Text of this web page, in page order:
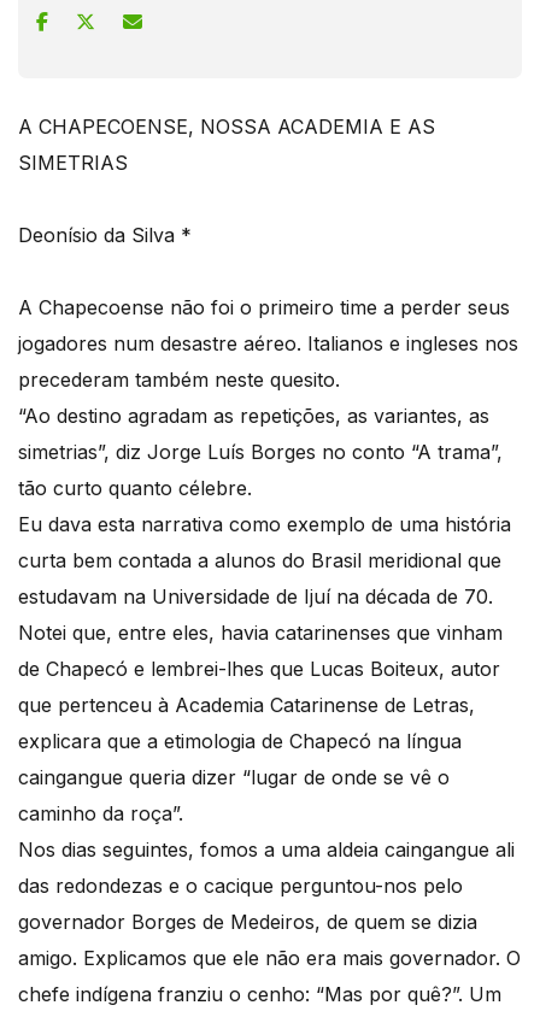
A CHAPECOENSE, NOSSA ACADEMIA E AS
SIMETRIAS
Deonísio da Silva *
A Chapecoense não foi o primeiro time a perder seus
jogadores num desastre aéreo. Italianos e ingleses nos
precederam também neste quesito.
“Ao destino agradam as repetições, as variantes, as
simetrias”, diz Jorge Luís Borges no conto “A trama”,
tão curto quanto célebre.
Eu dava esta narrativa como exemplo de uma história
curta bem contada a alunos do Brasil meridional que
estudavam na Universidade de Ijuí na década de 70.
Notei que, entre eles, havia catarinenses que vinham
de Chapecó e lembrei-lhes que Lucas Boiteux, autor
que pertenceu à Academia Catarinense de Letras,
explicara que a etimologia de Chapecó na língua
caingangue queria dizer “lugar de onde se vê o
caminho da roça”.
Nos dias seguintes, fomos a uma aldeia caingangue ali
das redondezas e o cacique perguntou-nos pelo
governador Borges de Medeiros, de quem se dizia
amigo. Explicamos que ele não era mais governador. O
chefe indígena franziu o cenho: “Mas por quê?”. Um